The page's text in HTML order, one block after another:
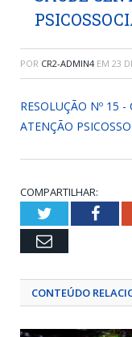
POR CR2-ADMIN4 EM 23
RESOLUÇÃO Nº 15
ATENÇÃO
COMPARTILHAR:
Twitter
Email
CONTEÚDO